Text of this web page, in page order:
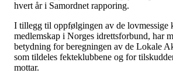
hvert år i Samordnet rapporing.
I tillegg til oppfølgingen av de lovmessige
medlemskap i Norges idrettsforbund, har
betydning for beregningen av de Lokale
som tildeles fekteklubbene og for
mottar.